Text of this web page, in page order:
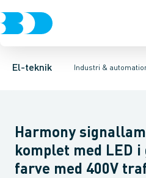
El-teknik Industri &
Afbrydere, stikkontakter &
Industristiksystemer
TrykknaphovedLystårn
Harmony
komplet med LED i
farve med 400V